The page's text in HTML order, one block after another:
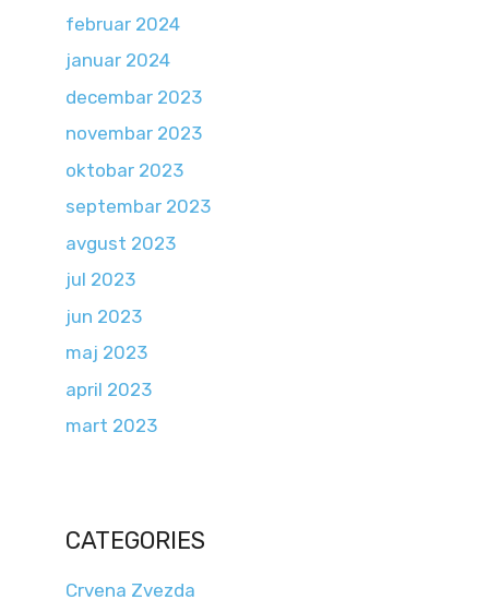
februar 2024
januar 2024
decembar 2023
novembar 2023
oktobar 2023
septembar 2023
avgust 2023
jul 2023
jun 2023
maj 2023
april 2023
mart 2023
CATEGORIES
Crvena Zvezda